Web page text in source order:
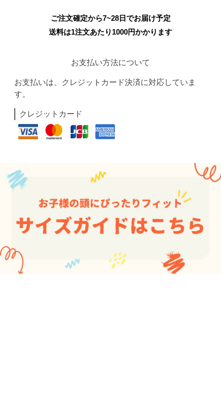
ご注文確定から7~28日でお届け予定
送料は1注文あたり 1000円かかります
お支払い方法について
お支払いは、クレジットカード決済に対応していま
す。
クレジットカード